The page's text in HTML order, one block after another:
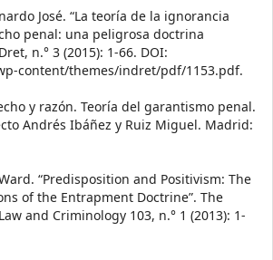
José. “La teoría de la ignorancia
penal: una peligrosa doctrina
n.° 3 (2015): 1-66. DOI:
content/themes/indret/pdf/1153.pdf.
y razón. Teoría del garantismo penal.
Andrés Ibáñez y Ruiz Miguel. Madrid:
“Predisposition and Positivism: The
of the Entrapment Doctrine”. The
and Criminology 103, n.° 1 (2013): 1-